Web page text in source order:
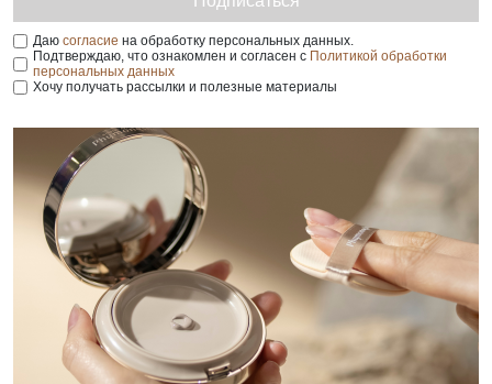
Даю согласие на обработку персональных данных.
Подтверждаю, что ознакомлен и согласен с Политикой обработки
персональных данных
Хочу получать рассылки и полезные материалы